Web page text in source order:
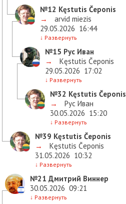
№12 Kęstutis Čeponis
→
arvid miezis
29.05.2026 16:44
↓ Развернуть
№15 Рус Иван
→
Kęstutis Čeponis
29.05.2026 17:02
↓ Развернуть
№32 Kęstutis Čeponis
→
Рус Иван
30.05.2026 15:20
↓ Развернуть
№39 Kęstutis Čeponis
→
Kęstutis Čeponis
31.05.2026 10:32
↓ Развернуть
№21 Дмитрий Виннер
30.05.2026 09:21
↓ Развернуть